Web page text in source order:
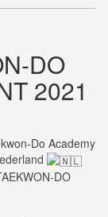
DO
2021
Do Academy
DO